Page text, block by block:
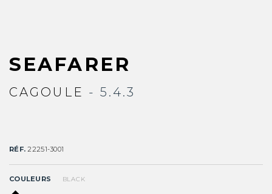
SEAFARER
CAGOULE - 5.4.3
RÉF. 22251-3001
COULEURS BLACK